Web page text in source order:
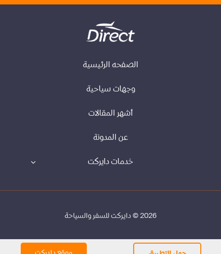
الصفحه الرئيسية
وجهات سياحية
أشهر المقالات
عن المدونة
خدمات دايركت
2026 © دايركت للسفر والسياحة